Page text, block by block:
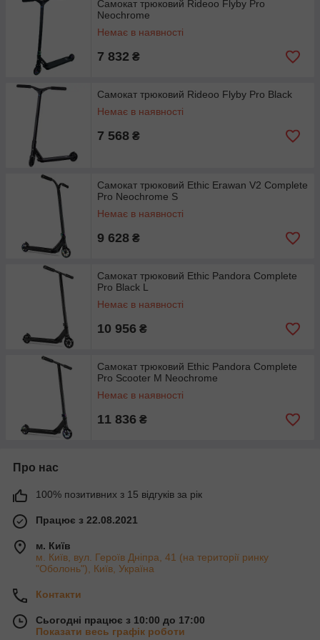
Самокат трюковий Rideoo Flyby Pro
Neochrome
Немає в наявності
7 832 ₴
Самокат трюковий Rideoo Flyby Pro Black
Немає в наявності
7 568 ₴
Самокат трюковий Ethic Erawan V2 Complete
Pro Neochrome S
Немає в наявності
9 628 ₴
Самокат трюковий Ethic Pandora Complete
Pro Black L
Немає в наявності
10 956 ₴
Самокат трюковий Ethic Pandora Complete
Pro Scooter M Neochrome
Немає в наявності
11 836 ₴
Про нас
100% позитивних з 15 відгуків за рік
Працює з 22.08.2021
м. Київ
м. Київ, вул. Героїв Дніпра, 41 (на території ринку
"Оболонь"), Київ, Україна
Контакти
Сьогодні працює з 10:00 до 17:00
Показати весь графік роботи